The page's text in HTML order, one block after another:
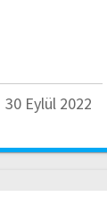
30 Eylül 2022